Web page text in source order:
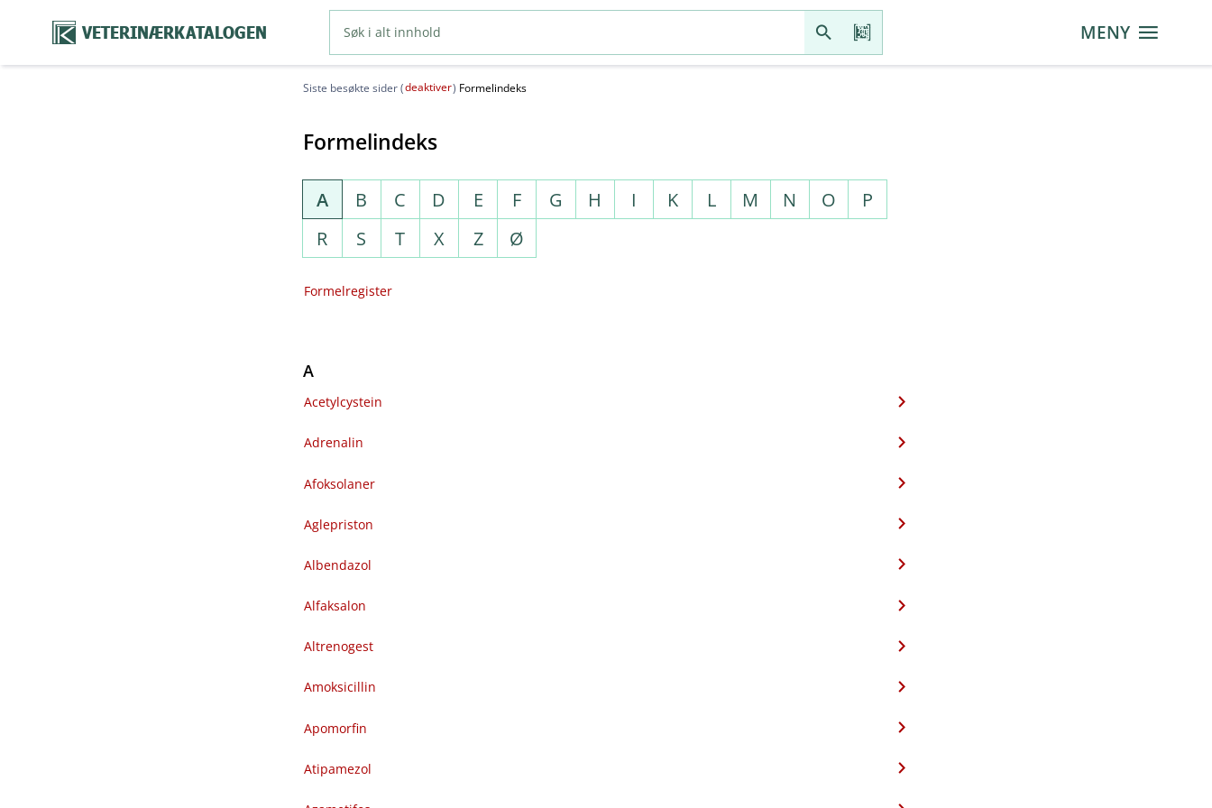
VETERINÆRKATALOGEN MENY
Siste besøkte sider (deaktiver) Formelindeks
Formelindeks
A B C D E F G H I K L M N O
P
R
S T X Z Ø
Formelregister
A
Acetylcystein
Adrenalin
Afoksolaner
Aglepriston
Albendazol
Alfaksalon
Altrenogest
Amoksicillin
Apomorfin
Atipamezol